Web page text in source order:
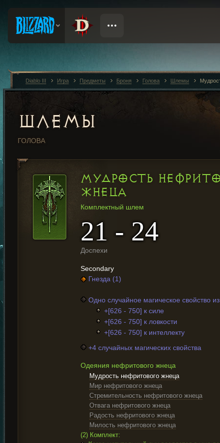
ШЛЕМЫ
ГОЛОВА
МУДРОСТЬ
ЖНЕЦА
Комплектный шлем
21 - 24
Доспехи
Secondary
Гнезда (1)
Одно случайное магическое свойство
+[626 - 750] к силе
+[626 - 750] к ловкости
+[626 - 750] к интеллекту
+4 случайных магических свойства
Одеяния нефритового жнеца
Мудрость нефритового жнеца
Мир нефритового жнеца
Стремительность нефритового жнеца
Отвага нефритового жнеца
Радость нефритового жнеца
Милость нефритового жнеца
(2) Комплект:
Diablo III Игра Предметы Броня Голова Шлемы